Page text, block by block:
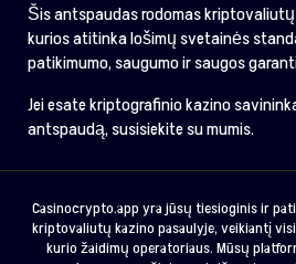
Šis antspaudas rodomas
kurios atitinka lošimų svetainės
patikimumo, saugumo ir saugos
Jei esate kriptografinio kazino
antspaudą, susisiekite su mumis.
Casinocrypto.app yra jūsų tiesioginis ir
kriptovaliutų kazino pasaulyje, veikiantį
kurio žaidimų operatoriaus. Mūsų